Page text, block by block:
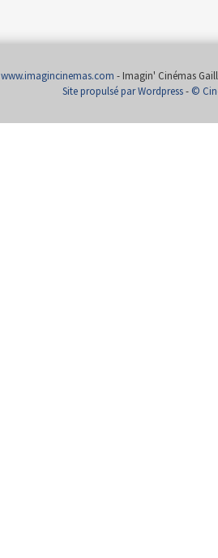
www.imagincinemas.com - Imagin' Cinémas
Site propulsé par Wordpress- ©